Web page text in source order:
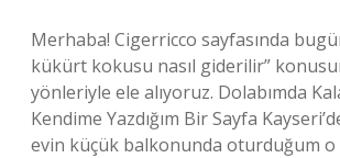
Merhaba! Cigerricco sayfasında
kükürt kokusu nasıl giderilir”
yönleriyle ele alıyoruz. Dolabımda
Kendime Yazdığım Bir Sayfa
evin küçük balkonunda oturduğum o